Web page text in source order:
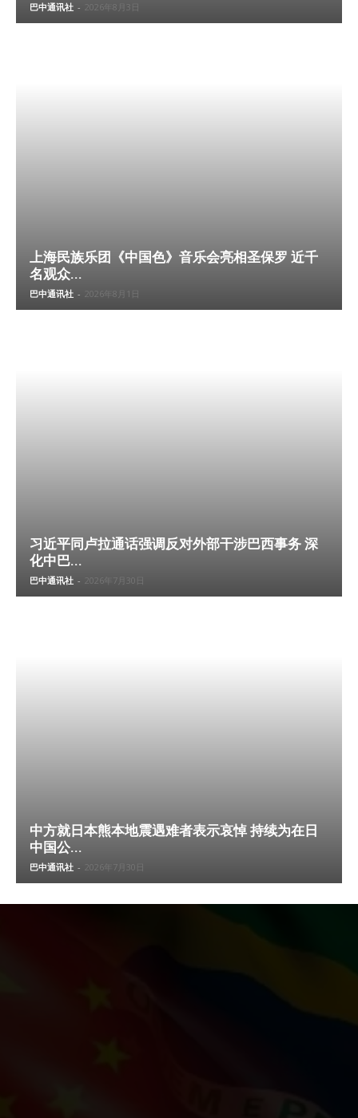
巴中通讯社 - 2026年8月3日
上海民族乐团《中国色》音乐会亮相圣保罗 近千
名观众...
巴中通讯社 - 2026年8月1日
习近平同卢拉通话强调反对外部干涉巴西事务 深
化中巴...
巴中通讯社 - 2026年7月30日
中方就日本熊本地震遇难者表示哀悼 持续为在日
中国公...
巴中通讯社 - 2026年7月30日